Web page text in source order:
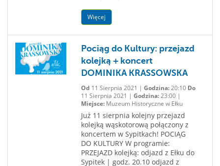
Więcej
Pociąg do Kultury: przejazd
kolejką + koncert
DOMINIKA KRASSOWSKA
Od 11 Sierpnia 2021 | Godzina:20:10 Do
11 Sierpnia 2021 | Godzina:23:00 |
Miejsce:Muzeum Historyczne w Ełku
Już 11 sierpnia kolejny przejazd
kolejką wąskotorową połączony z
koncertem w Sypitkach! POCIĄG
DO KULTURY W programie:
PRZEJAZD kolejką: odjazd z Ełku do
Sypitek | godz. 20.10 odjazd z